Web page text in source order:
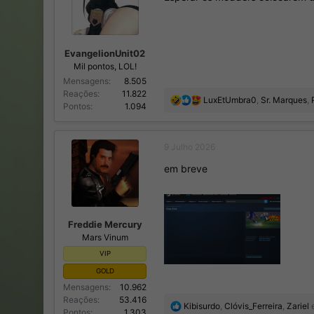
s
EvangelionUnit02
Mil pontos, LOL!
Mensagens
8.505
Reações
11.822
Pontos
1.094
R
s
LuxEtUmbra0 Sr. Marques
Freddie Mercury
Mars Vinum
VIP
GOLD
Mensagens
10.962
Reações
53.416
em breve
R
Kibisurdo, Clóvis_Ferreira, Zariel